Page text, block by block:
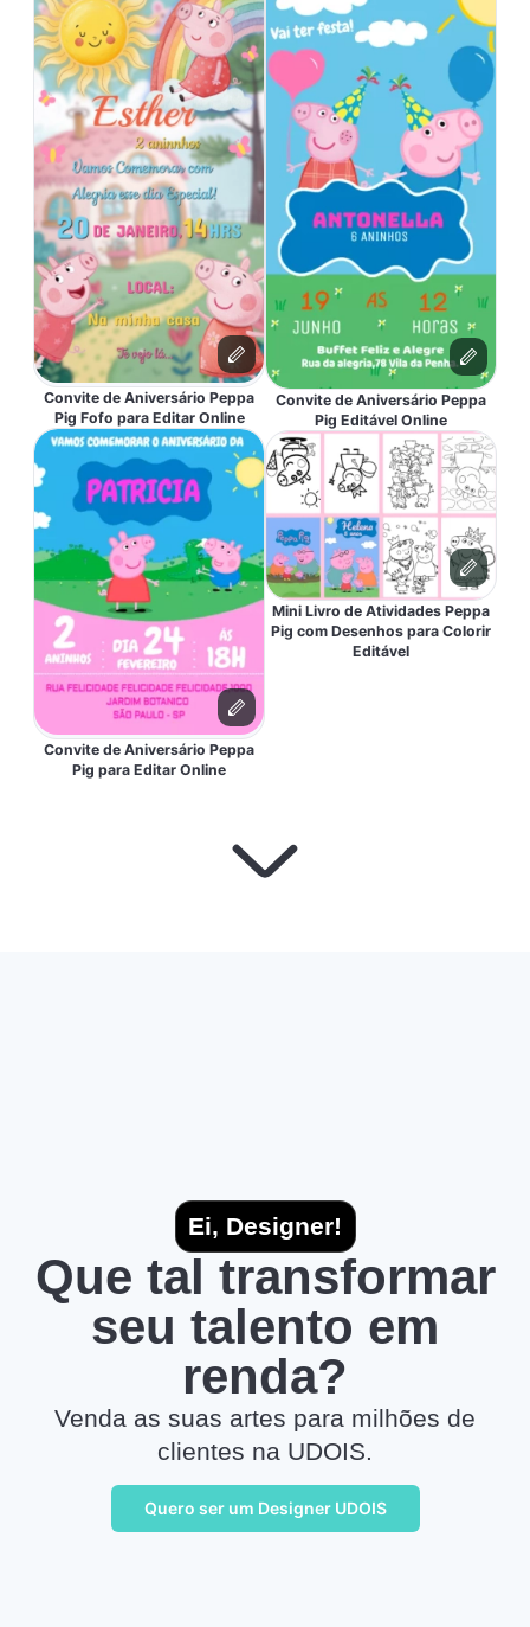
Convite de Aniversário Peppa
Pig Fofo para Editar Online
Convite de Aniversário Peppa
Pig para Editar Online
Convite de Aniversário Peppa
Pig Editável Online
Mini Livro de Atividades Peppa
Pig com Desenhos para Colorir
Editável
Ei, Designer!
Que tal transformar
seu talento em
renda?
Venda as suas artes para milhões de
clientes na UDOIS.
Quero ser um Designer UDOIS